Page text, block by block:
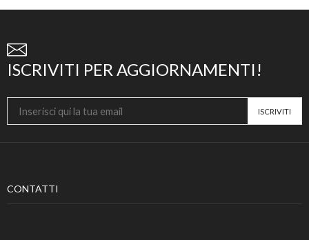
ISCRIVITI PER AGGIORNAMENTI!
CONTATTI